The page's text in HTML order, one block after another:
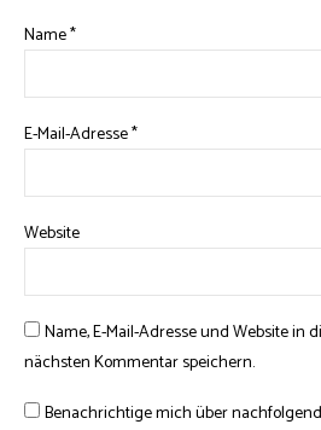
Name*
E-Mail-Adresse*
Website
Name, E-Mail-Adresse und Website in
nächsten Kommentar speichern.
Benachrichtige mich über